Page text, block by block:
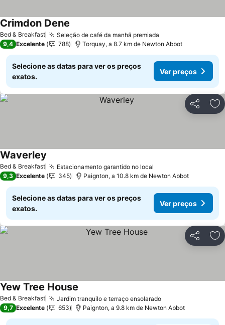
Bed & Breakfast Seleção de café da manhã premiada
Crimdon Dene
9,4 Excelente 788 Torquay, a 8.7 km de Newton Abbot
Selecione as datas para ver os preços
exatos.
Ver preços
Partilhar
Bed & Breakfast Estacionamento garantido no local
Waverley
9,3 Excelente 345 Paignton, a 10.8 km de Newton Abbot
Selecione as datas para ver os preços
exatos.
Ver preços
Partilhar
Bed & Breakfast Jardim tranquilo e terraço ensolarado
Yew Tree House
9,7 Excelente 653 Paignton, a 9.8 km de Newton Abbot